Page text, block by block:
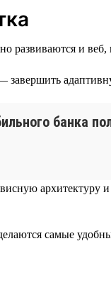
развиваются и веб,
завершить
банка